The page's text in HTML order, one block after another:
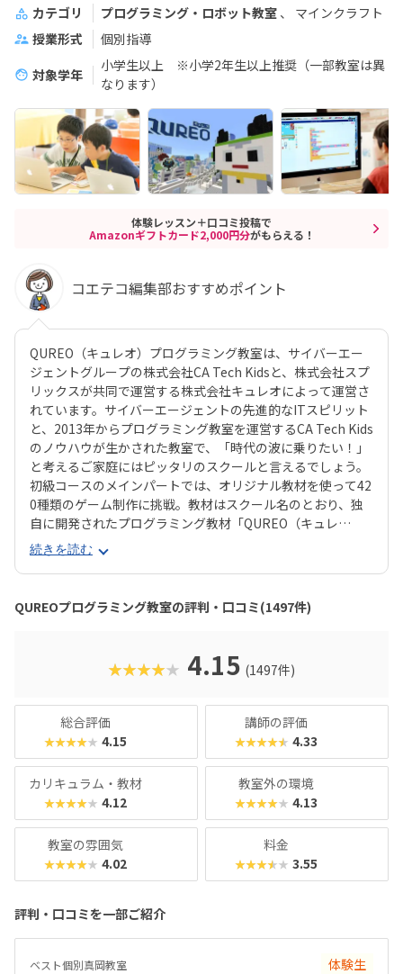
カテゴリ プログラミング・ロボット教室
マインクラフト
授業形式
個別指導
対象学年
小学生以上 ※小学2年生以上推奨（一部教室は異
なります）
体験レッスン＋口コミ投稿で
Amazonギフトカード2,000円分がもらえる！
コエテコ編集部おすすめポイント
QUREO（キュレオ）プログラミング教室は、サイバーエー
ジェントグループの株式会社CA Tech Kidsと、株式会社スプ
リックスが共同で運営する株式会社キュレオによって運営さ
れています。サイバーエージェントの先進的なITスピリット
と、2013年からプログラミング教室を運営するCA Tech Kids
のノウハウが生かされた教室で、「時代の波に乗りたい！」
と考えるご家庭にはピッタリのスクールと言えるでしょう。
初級コースのメインパートでは、オリジナル教材を使って42
0種類のゲーム制作に挑戦。教材はスクール名のとおり、独
自に開発されたプログラミング教材「QUREO（キュレ
オ）」です。スマホゲームのような感覚でサクサク進められ
るのに、本格的な内容が学べるのが魅力。子どもにとっても
「やらされている感」がないので、楽しくゲームをクリアし
ていくようなペースでどんどん学習を進めていけます。教材
のデザイン性も高く、実際にスマホゲーム開発で使用されて
クに慣れている今の子どもでも、「安っぽい」「子どもっぽ
い」と思わず勉強に取り組めるでしょう。学習結果は通信簿
続きを読む
QUREOプログラミング教室の評判・口コミ(1497件)
★★★★★ 4.15 (1497件)
総合評価
★★★★★ 4.15
講師の評価
★★★★★ 4.33
カリキュラム・教材
★★★★★ 4.12
教室外の環境
★★★★★ 4.13
教室の雰囲気
★★★★★ 4.02
料金
★★★★★ 3.55
評判・口コミを一部ご紹介
ベスト個別真岡教室 体験生